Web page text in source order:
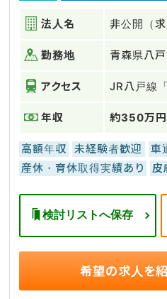
法人名 非公開（
勤務地 青森県八
アクセス JR八戸線
年収 約350万
高額年収 未経験者歓迎 車
産休・育休取得実績あり
皮
検討リストへ保存
希望の求人を